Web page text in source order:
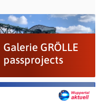
Galerie GRÖLLE
passprojects